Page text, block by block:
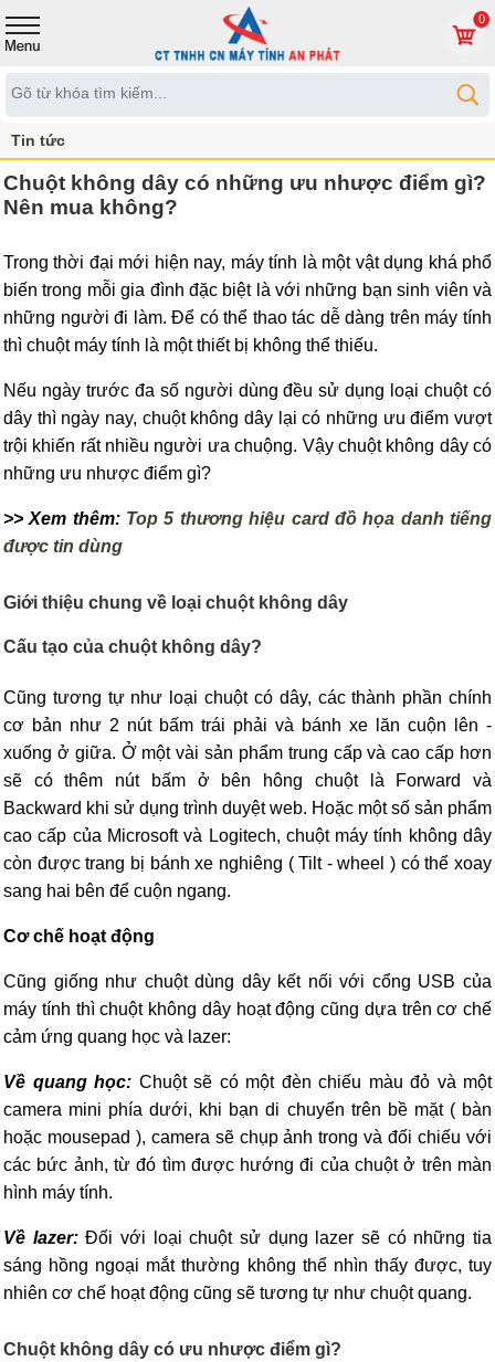
0
Tin tức
Chuột không dây có những ưu nhược điểm gì?
Nên mua không?
Trong thời đại mới hiện nay, máy tính là một vật dụng khá phổ
biến trong mỗi gia đình đặc biệt là với những bạn sinh viên và
những người đi làm. Để có thể thao tác dễ dàng trên máy tính
thì chuột máy tính là một thiết bị không thể thiếu.
Nếu ngày trước đa số người dùng đều sử dụng loại chuột có
dây thì ngày nay, chuột không dây lại có những ưu điểm vượt
trội khiến rất nhiều người ưa chuộng. Vậy chuột không dây có
những ưu nhược điểm gì?
>> Xem thêm: Top 5 thương hiệu card đồ họa danh tiếng
được tin dùng
Giới thiệu chung về loại chuột không dây
Cấu tạo của chuột không dây?
Cũng tương tự như loại chuột có dây, các thành phần chính
cơ bản như 2 nút bấm trái phải và bánh xe lăn cuộn lên -
xuống ở giữa. Ở một vài sản phẩm trung cấp và cao cấp hơn
sẽ có thêm nút bấm ở bên hông chuột là Forward và
Backward khi sử dụng trình duyệt web. Hoặc một số sản phẩm
cao cấp của Microsoft và Logitech, chuột máy tính không dây
còn được trang bị bánh xe nghiêng ( Tilt - wheel ) có thể xoay
sang hai bên để cuộn ngang.
Cơ chế hoạt động
Cũng giống như chuột dùng dây kết nối với cổng USB của
máy tính thì chuột không dây hoạt động cũng dựa trên cơ chế
cảm ứng quang học và lazer:
Về quang học: Chuột sẽ có một đèn chiếu màu đỏ và một
camera mini phía dưới, khi bạn di chuyển trên bề mặt ( bàn
hoặc mousepad ), camera sẽ chụp ảnh trong và đối chiếu với
các bức ảnh, từ đó tìm được hướng đi của chuột ở trên màn
hình máy tính.
Về lazer: Đối với loại chuột sử dụng lazer sẽ có những tia
sáng hồng ngoại mắt thường không thể nhìn thấy được, tuy
nhiên cơ chế hoạt động cũng sẽ tương tự như chuột quang.
Chuột không dây có ưu nhược điểm gì?